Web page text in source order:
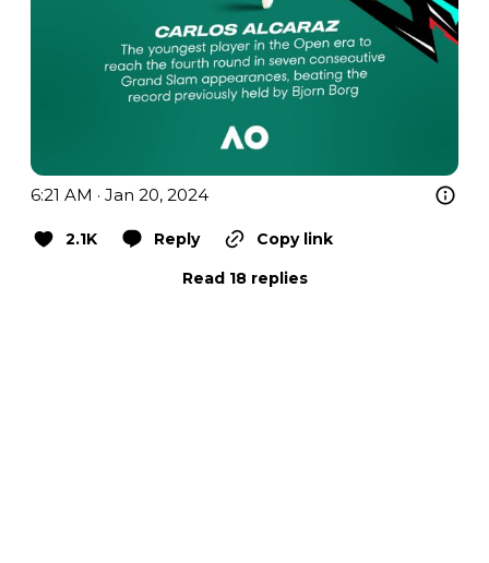
6:21 AM · Jan 20, 2024
2.1K Reply
Copy link
Read 18 replies